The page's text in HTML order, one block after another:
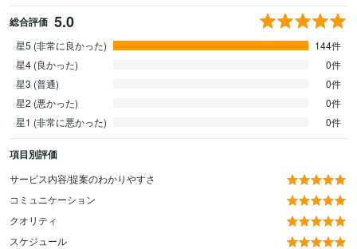
総合評価 5.0
星5 (非常に良かった)
144件
星4 (良かった)
0件
星3 (普通)
0件
星2 (悪かった)
0件
星1 (非常に悪かった)
0件
項目別評価
サービス内容/提案のわかりやすさ
コミュニケーション
クオリティ
スケジュール